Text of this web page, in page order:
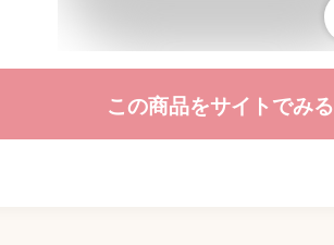
この商品をサイトでみる